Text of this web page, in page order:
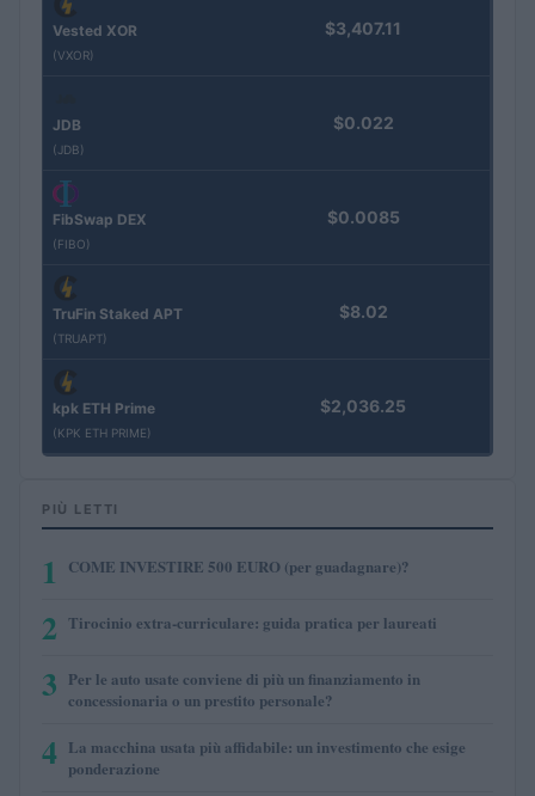
Vested XOR
(VXOR)
$3,407.11
JDB
(JDB)
$0.022
FibSwap DEX
(FIBO)
$0.0085
TruFin Staked APT
(TRUAPT)
$8.02
kpk ETH Prime
(KPK ETH PRIME)
$2,036.25
PIÙ LETTI
1 COME INVESTIRE 500 EURO (per guadagnare)?
2 Tirocinio extra-curriculare: guida pratica per laureati
3 Per le auto usate conviene di più un finanziamento in
concessionaria o un prestito personale?
4 La macchina usata più affidabile: un investimento che esige
ponderazione